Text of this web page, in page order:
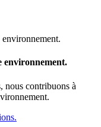
environnement.
nous contribuons à